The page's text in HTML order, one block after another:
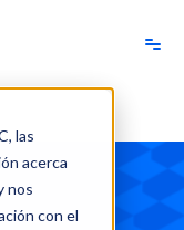
las
acerca
nos
con el